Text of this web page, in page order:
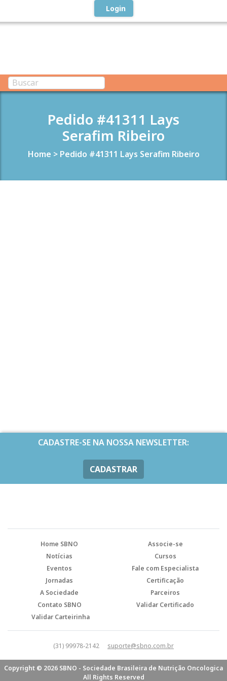
Login
Pedido #41311 Lays
Serafim Ribeiro
Home > Pedido #41311 Lays Serafim Ribeiro
CADASTRE-SE NA NOSSA NEWSLETTER:
CADASTRAR
Home SBNO
Associe-se
Notícias
Cursos
Eventos
Fale com Especialista
Jornadas
Certificação
A Sociedade
Parceiros
Contato SBNO
Validar Certificado
Validar Carteirinha
(31) 99978-2142 suporte@sbno.com.br
Copyright © 2026 SBNO - Sociedade Brasileira de Nutrição Oncologica
All Rights Reserved